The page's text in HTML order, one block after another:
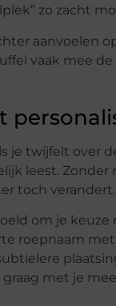
zo zacht
aanvoelen
vaak mee
je twijfelt over
leest.
toch verandert.
om je
roepnaam
met je